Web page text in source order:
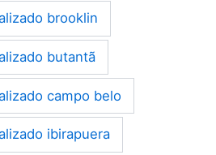
brooklin
butantã
campo belo
ibirapuera